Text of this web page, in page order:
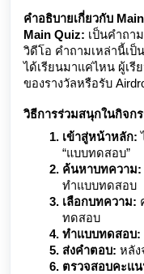
คำอธิบายเกี่ยวกับ
Main Quiz: เป็นคำถา
วิดีโอ คำถามเหล่านี้เป็
ได้เรียนมาแค่ไหน ผู้เรี
ของรางวัลหรือรับ
วิธีการร่วมสนุกในกิจก
เข้าสู่หน้าหลัก:
“แบบทดสอบ”
ค้นหาบทความ:
ทำแบบทดสอบ
เลือกบทความ:
ทดสอบ
ทำแบบทดสอบ:
ส่งคำตอบ: หลัง
ตรวจสอบคะแ